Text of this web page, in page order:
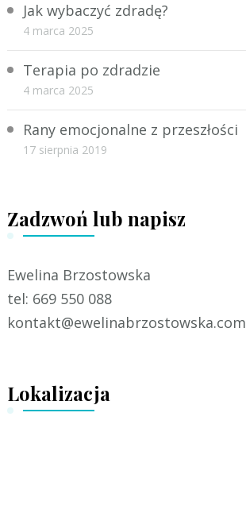
Jak wybaczyć zdradę?
4 marca 2025
Terapia po zdradzie
4 marca 2025
Rany emocjonalne z przeszłości
17 sierpnia 2019
Zadzwoń lub napisz
Ewelina Brzostowska
tel: 669 550 088
kontakt@ewelinabrzostowska.com
Lokalizacja